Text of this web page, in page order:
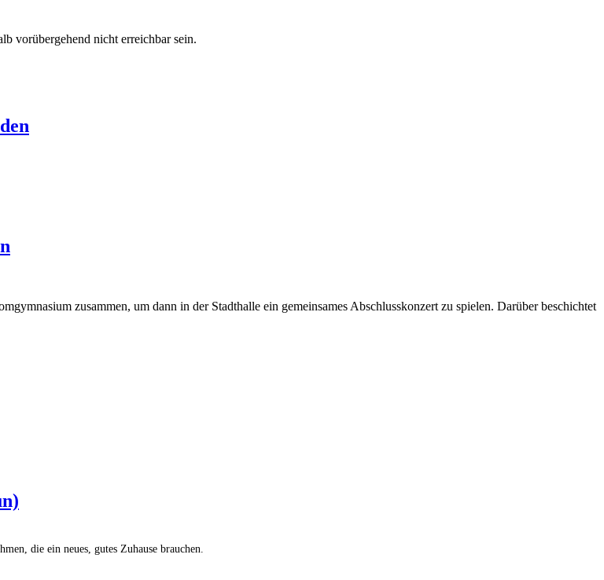
vorübergehend nicht erreichbar sein.
zusammen, um dann in der Stadthalle ein gemeinsames Abschlusskonzert zu spielen. Darüber beschichtet
die ein neues, gutes Zuhause brauchen.